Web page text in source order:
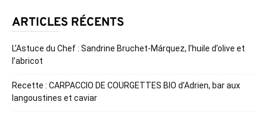
ARTICLES RÉCENTS
L’Astuce du Chef : Sandrine Bruchet-Márquez, l’huile d’olive et
l’abricot
Recette : CARPACCIO DE COURGETTES BIO d’Adrien, bar aux
langoustines et caviar